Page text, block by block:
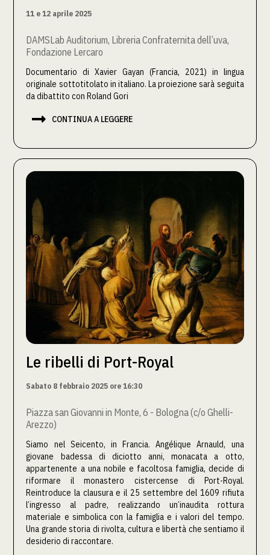
11 e 12 aprile 2025
DAMSLab Auditorium, Libreria Confraternita dell’uva,
Fondazione Lercaro
Documentario di Xavier Gayan (Francia, 2021) in lingua
originale sottotitolato in italiano. La proiezione sarà seguita
da dibattito con Roland Gori
 CONTINUA A LEGGERE
Le ribelli di Port-Royal
Sabato 8 febbraio 2025 ore 16:30
Piazza san Giovanni in Monte, 6 - Bologna (c/o Ghelli-
Arezzo)
Siamo nel Seicento, in Francia. Angélique Arnauld, una
giovane badessa di diciotto anni, monacata a otto,
appartenente a una nobile e facoltosa famiglia, decide di
riformare il monastero cistercense di Port-Royal.
Reintroduce la clausura e il 25 settembre del 1609 rifiuta
l’ingresso al padre, realizzando un’inaudita rottura
materiale e simbolica con la famiglia e i valori del tempo.
Una grande storia di rivolta, cultura e libertà che sentiamo il
desiderio di raccontare.